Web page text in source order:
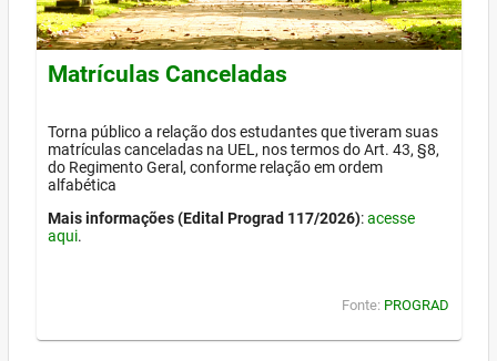
Matrículas Canceladas
Torna público a relação dos estudantes que tiveram suas
matrículas canceladas na UEL, nos termos do Art. 43, §8,
do Regimento Geral, conforme relação em ordem
alfabética
Mais informações (Edital Prograd 117/2026):acesse
aqui.
Fonte: PROGRAD